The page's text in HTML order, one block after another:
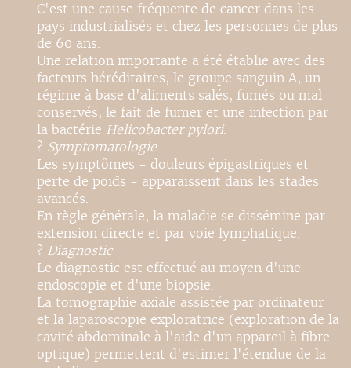
C'est une cause fréquente de cancer dans les
pays industrialisés et chez les personnes de plus
de 60 ans.
Une relation importante a été établie avec des
facteurs héréditaires, le groupe sanguin A, un
régime à base d'aliments salés, fumés ou mal
conservés, le fait de fumer et une infection par
la bactérie Helicobacter pylori.
? Symptomatologie
Les symptômes - douleurs épigastriques et
perte de poids - apparaissent dans les stades
avancés.
En règle générale, la maladie se dissémine par
extension directe et par voie lymphatique.
? Diagnostic
Le diagnostic est effectué au moyen d'une
endoscopie et d'une biopsie.
La tomographie axiale assistée par ordinateur
et la laparoscopie exploratrice (exploration de la
cavité abdominale à l'aide d'un appareil à fibre
optique) permettent d'estimer l'étendue de la